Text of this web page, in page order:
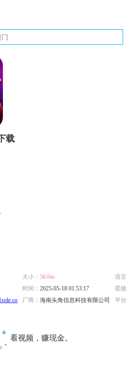
载
大小： 56.6m
语
时间： 2025-05-18 01:53:17
星
and0518v6ibe1/
厂商： 海南头角信息科技有限公司
平
看视频，赚现金。